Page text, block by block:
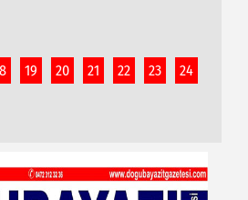
19 20 21 22 23 24